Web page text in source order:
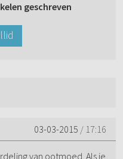
geschreven
03-03-2015 / 17:16
van ootmoed. Als je